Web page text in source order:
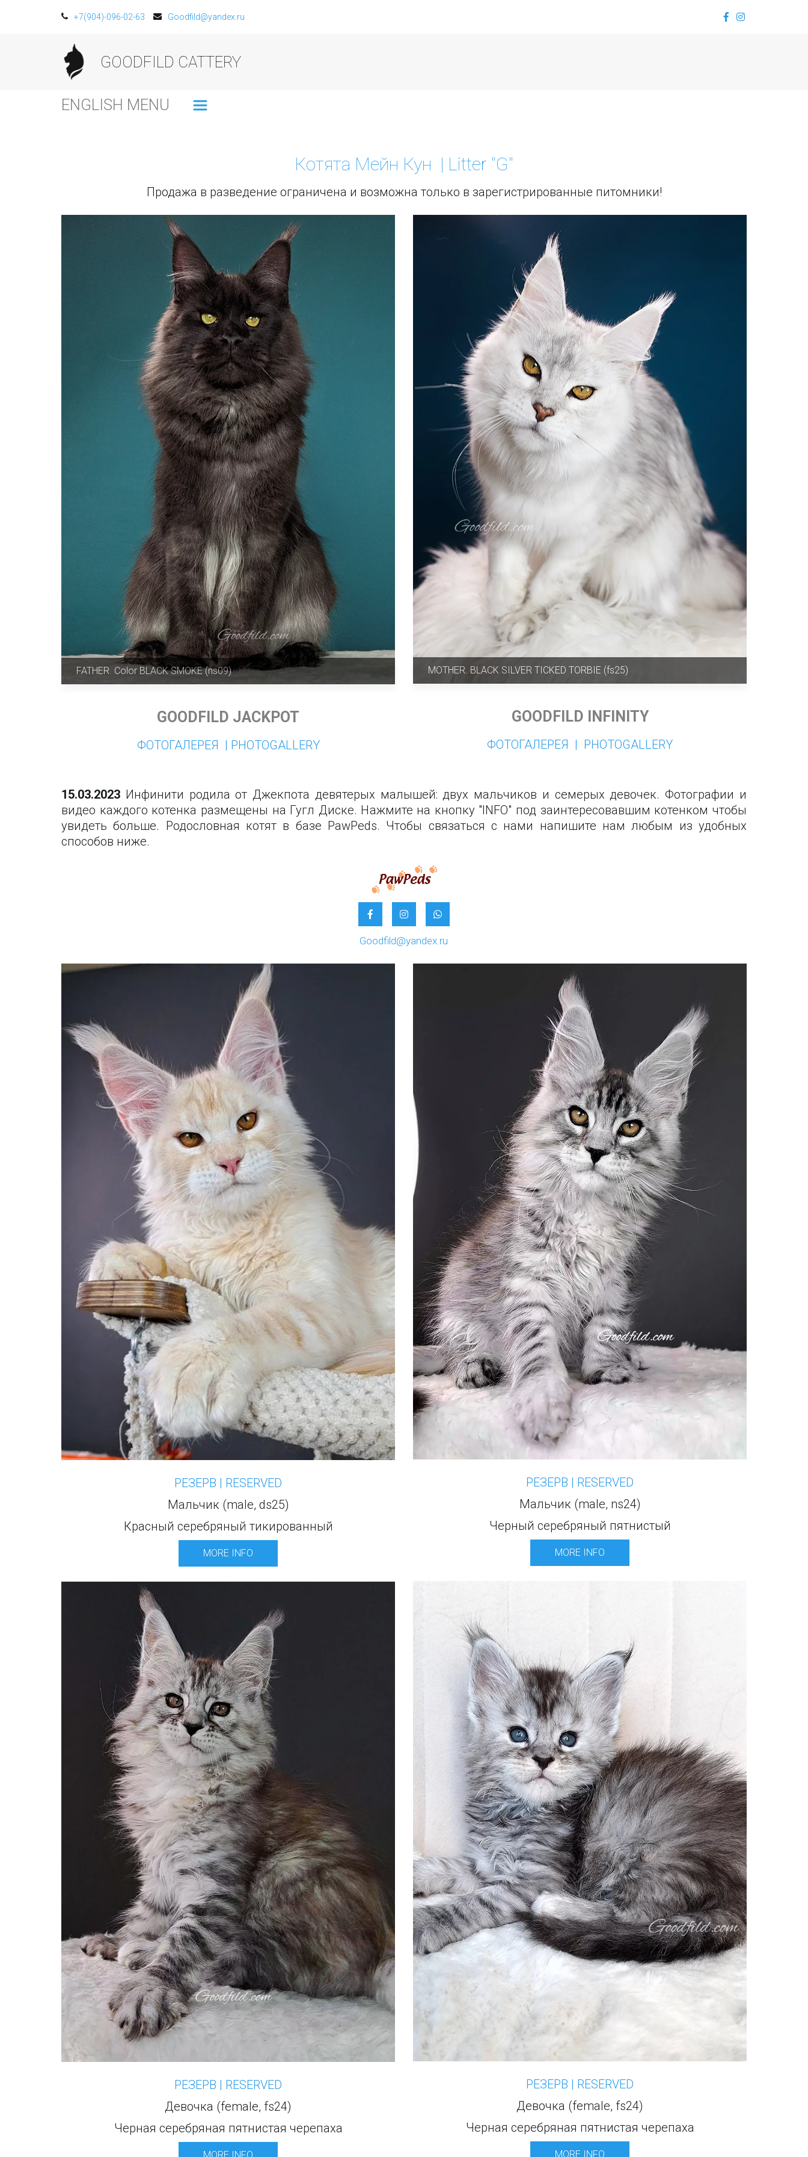
+7(904)-096-02-63 Goodfild@yandex.ru
GOODFILD CATTERY
ENGLISH MENU
Котята Мейн Кун  | Litter "G"
Продажа в разведение ограничена и возможна только в зарегистрированные питомники!
FATHER. Color BLACK SMOKE (ns09)
GOODFILD JACKPOT
ФОТОГАЛЕРЕЯ | PHOTOGALLERY
MOTHER. BLACK SILVER TICKED TORBIE (fs25)
GOODFILD INFINITY
ФОТОГАЛЕРЕЯ  |  PHOTOGALLERY
15.03.2023 Инфинити родила от Джекпота девятерых малышей: двух мальчиков и семерых девочек. Фотографии и
видео каждого котенка размещены на Гугл Диске. Нажмите на кнопку "INFO" под заинтересовавшим котенком чтобы
увидеть больше. Родословная котят в базе PawPeds. Чтобы связаться с нами напишите нам любым из удобных
способов ниже.
Goodfild@yandex.ru
РЕЗЕРВ | RESERVED
Mальчик (male, ds25)
Красный серебряный тикированный
MORE INFO
РЕЗЕРВ | RESERVED
Девочка (female, fs24)
Черная серебряная пятнистая черепаха
РЕЗЕРВ | RESERVED
Mальчик (male, ns24)
Черный серебряный пятнистый
MORE INFO
РЕЗЕРВ | RESERVED
Девочка (female, fs24)
Черная серебряная пятнистая черепаха
MORE INFO